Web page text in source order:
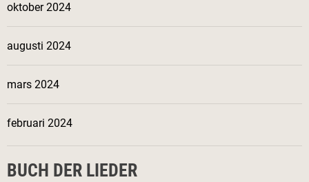
oktober 2024
augusti 2024
mars 2024
februari 2024
BUCH DER LIEDER